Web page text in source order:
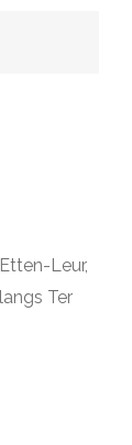
Leur,
Ter